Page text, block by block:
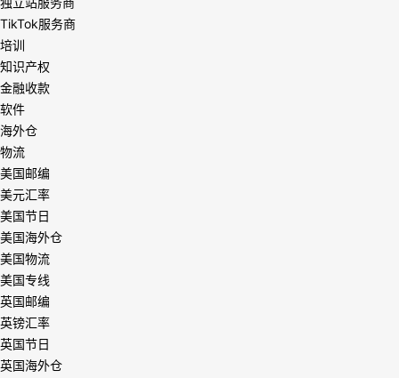
TikTok服务商
培训
知识产权
金融收款
软件
海外仓
物流
美国邮编
美元汇率
美国节日
美国海外仓
美国物流
美国专线
英国邮编
英镑汇率
英国节日
英国海外仓